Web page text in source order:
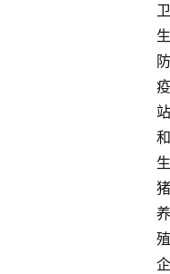
卫
生
防
疫
站
和
生
猪
养
殖
企